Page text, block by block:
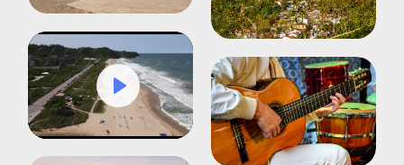
Mute Settings
Play